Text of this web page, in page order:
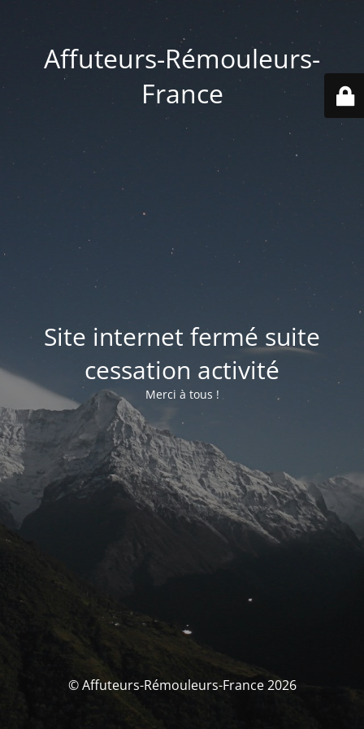
Affuteurs-Rémouleurs-
France
Site internet fermé suite
cessation activité
Merci à tous !
© Affuteurs-Rémouleurs-France 2026